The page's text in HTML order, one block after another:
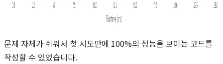
문제 자체가 쉬워서 첫 시도만에 100%의 성능을 보이는 코드를
작성할 수 있었습니다.